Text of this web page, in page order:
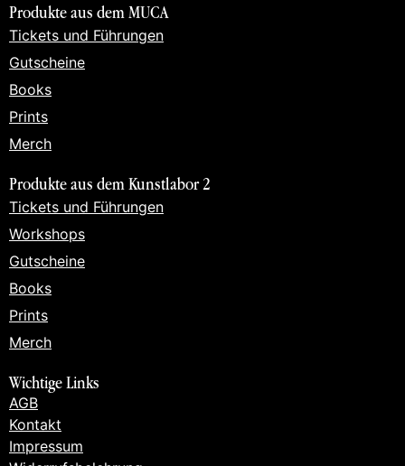
Produkte aus dem MUCA
Tickets und Führungen
Gutscheine
Books
Prints
Merch
Produkte aus dem Kunstlabor 2
Tickets und Führungen
Workshops
Gutscheine
Books
Prints
Merch
Wichtige Links
AGB
Kontakt
Impressum